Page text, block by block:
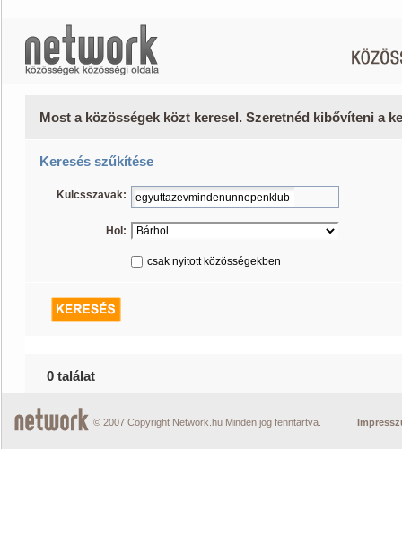
Most a közösségek közt keresel. Szeretnéd kibővíteni a
Keresés szűkítése
Kulcsszavak:
Hol:
csak nyitott közösségekben
0 találat
© 2007 Copyright Network.hu Minden jog fenntartva.